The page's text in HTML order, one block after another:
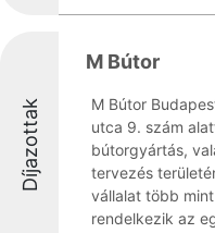
Díjazottak
M Bútor
M Bútor
utca 9. szám
bútorgyártás,
tervezés
vállalat több
rendelkezik az